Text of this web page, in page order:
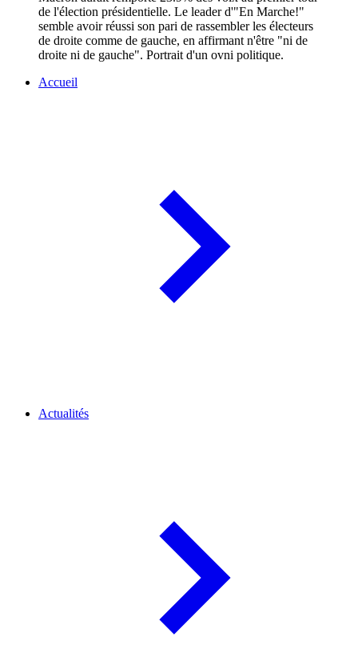
de l'élection présidentielle. Le leader d'"En Marche!"
semble avoir réussi son pari de rassembler les électeurs
de droite comme de gauche, en affirmant n'être "ni de
droite ni de gauche". Portrait d'un ovni politique.
Accueil
Actualités